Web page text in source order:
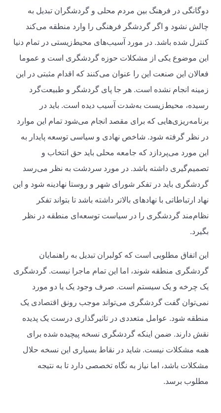
دوگانگی در فرهنگ بین مردم محلی و گردشگران تبدیل به
چالش نشود و اگر گردشگر فرهنگی را وارد منطقه می‌کند
کنترل شده باشد. در مورد آسیب‌های محیط‌زیستی در تمام دنیا
این موضوع یکی از مشکلات حوزه گردشگری است و عموما
فعالان این صنعت این را عنوان می‌کنند که اقدام مثبتی در این
زمینه انجام نشده است. هر جا پای گردشگر و طبیعت‌گرد
رسیده، محیط‌زیست به‌شدت آسیب دیده است. باید در
برنامه‌ریزی‌هایی که برای مقصد انجام می‌شود تمام این موارد
در نظر گرفته شود. شاخص نهادی و سیاسی توسعه پایدار به
این مورد می‌پردازد که جامعه محلی باید حق انتخاب و
تصمیم‌گیری داشته باشد. در مورد سردشت به نظر می‌رسد
گردشگری باید در تفکر شورای شهر و روستا نهادینه شود و این
نهاد ارتباطاتی با نهادهای بالاتر داشته باشد تا بتواند تفکر
نظام‌مند گردشگری را در سیاست توسعه‌ای منطقه در نظر
بگیرد.
این اتفاق مطلوبی است که کولبران تبدیل به راهنمایان
گردشگری منطقه شوند، اما این تمام ماجرا نیست. گردشگری
یک چرخه و یک سیستم است. صرف وجود یک یا دو مورد
نمی‌توان گفت گردشگری می‌تواند موجب رونق اقتصادی یک
منطقه شود. عوامل متعددی در تاثیر‌گذاری درست یک پدیده
نقش دارند. ضمن اینکه گردشگری نسخه پیچیده شده برای
همه مشکلات نیست. شاید در نقاط بسیاری این نسخه حلال
مشکلات باشد، اما نیاز به نگاه تخصصی دارد تا به نتیجه
مطلوب برسد.